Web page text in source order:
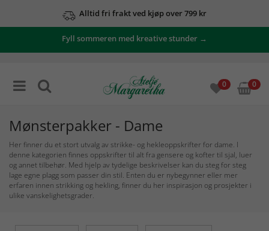
Fyll sommeren med kreative stunder →
0 0
Mønsterpakker - Dame
Her finner du et stort utvalg av strikke- og hekleoppskrifter for dame. I
denne kategorien finnes oppskrifter til alt fra gensere og kofter til sjal, luer
og annet tilbehør. Med hjelp av tydelige beskrivelser kan du steg for steg
lage egne plagg som passer din stil. Enten du er nybegynner eller mer
erfaren innen strikking og hekling, finner du her inspirasjon og prosjekter i
ulike vanskelighetsgrader.